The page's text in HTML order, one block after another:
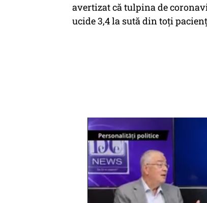
avertizat că tulpina de
ucide 3,4 la sută din toți